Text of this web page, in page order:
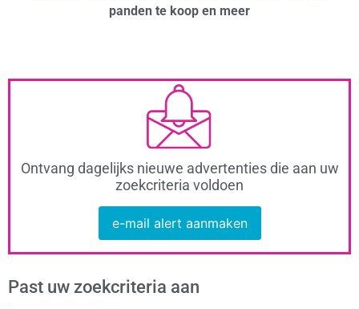
panden te koop en meer
Ontvang dagelijks nieuwe advertenties die aan uw
zoekcriteria voldoen
e-mail alert aanmaken
Past uw zoekcriteria aan